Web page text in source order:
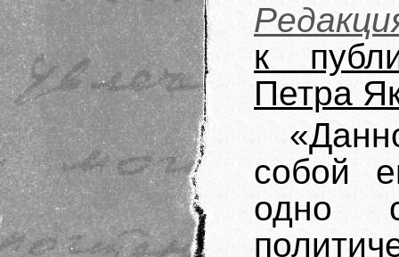
к
Петра
собой
одно